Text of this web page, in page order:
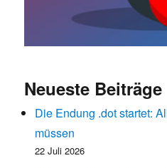
Neueste Beiträge
Die Endung .dot startet:
müssen
22 Juli 2026